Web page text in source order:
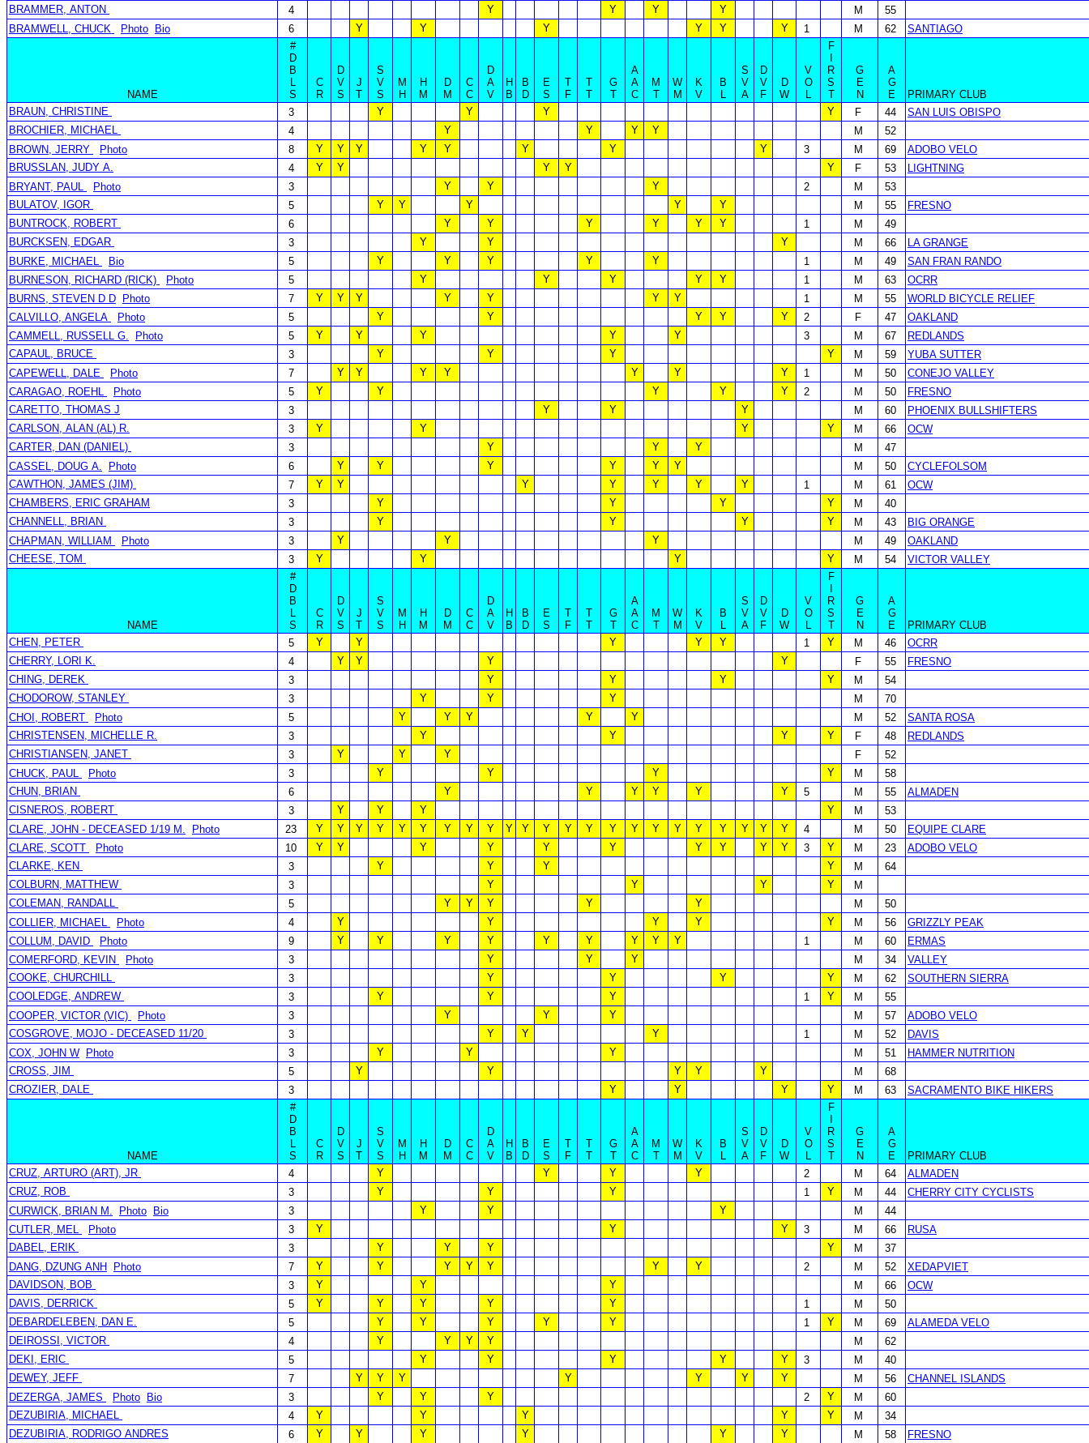
BRAMMER, ANTON
4 Y Y Y Y M
55
BRAMWELL, CHUCK
Photo Bio 6 Y Y Y Y Y Y 1 M 62 SANTIAGO
NAME
#
D
B
L
S
C
R
D
V
S
J
T
S
V
S
M
H
H
M
D
M
C
C
D
A
V
H
B
B
D
E
S
T
F
T
T
G
T
A
A
C
M
T
W
M
K
V
B
L
S
V
A
D
V
F
D
W
V
O
L
F
R
S
T
G
E
N
A
G
E
PRIMARY CLUB
BRAUN, CHRISTINE
3 Y Y Y Y F 44
SAN LUIS OBISPO
BROCHIER, MICHAEL
4 Y Y Y Y M
52
BROWN, JERRY
Photo 8 Y Y Y Y Y Y Y Y 3 M 69
ADOBO VELO
BRUSSLAN, JUDY A.
4 Y Y Y Y Y F 53
LIGHTNING
BRYANT, PAUL
Photo 3 Y Y Y 2 M
53
BULATOV, IGOR
5 Y Y Y Y Y M 55
FRESNO
BUNTROCK, ROBERT
6 Y Y Y Y Y Y 1 M
49
BURCKSEN, EDGAR
3 Y Y Y M 66
LA GRANGE
BURKE, MICHAEL
Bio 5 Y Y Y Y Y 1 M 49
SAN FRAN RANDO
BURNESON, RICHARD (RICK)
Photo 5 Y Y Y Y Y 1 M 63
OCRR
BURNS, STEVEN D D
Photo 7 Y Y Y Y Y Y Y 1 M 55
WORLD BICYCLE RELIEF
CALVILLO, ANGELA
Photo 5 Y Y Y Y Y 2 F 47
OAKLAND
CAMMELL, RUSSELL G.
Photo 5 Y Y Y Y Y 3 M 67
REDLANDS
CAPAUL, BRUCE
3 Y Y Y Y M 59
YUBA SUTTER
CAPEWELL, DALE
Photo 7 Y Y Y Y Y Y Y 1 M 50
CONEJO VALLEY
CARAGAO, ROEHL
Photo 5 Y Y Y Y Y 2 M 50
FRESNO
CARETTO, THOMAS J
3 Y Y Y M 60
PHOENIX BULLSHIFTERS
CARLSON, ALAN (AL) R.
3 Y Y Y Y M 66
OCW
CARTER, DAN (DANIEL)
3 Y Y Y M
47
CASSEL, DOUG A.
Photo 6 Y Y Y Y Y Y M 50
CYCLEFOLSOM
CAWTHON, JAMES (JIM)
7 Y Y Y Y Y Y Y 1 M 61
OCW
CHAMBERS, ERIC GRAHAM
3 Y Y Y Y M
40
CHANNELL, BRIAN
3 Y Y Y Y M 43
BIG ORANGE
CHAPMAN, WILLIAM
Photo 3 Y Y Y M 49
OAKLAND
CHEESE, TOM
3 Y Y Y Y M 54 VICTOR VALLEY
NAME
#
D
B
L
S
C
R
D
V
S
J
T
S
V
S
M
H
H
M
D
M
C
C
D
A
V
H
B
B
D
E
S
T
F
T
T
G
T
A
A
C
M
T
W
M
K
V
B
L
S
V
A
D
V
F
D
W
V
O
L
F
R
S
T
G
E
N
A
G
E
PRIMARY CLUB
CHEN, PETER
5 Y Y Y Y Y 1 Y M 46
OCRR
CHERRY, LORI K.
4 Y Y Y Y F 55
FRESNO
CHING, DEREK
3 Y Y Y Y M
54
CHODOROW, STANLEY
3 Y Y Y M
70
CHOI, ROBERT
Photo 5 Y Y Y Y Y M 52
SANTA ROSA
CHRISTENSEN, MICHELLE R.
3 Y Y Y Y F 48
REDLANDS
CHRISTIANSEN, JANET
3 Y Y Y F
52
CHUCK, PAUL
Photo 3 Y Y Y Y M
58
CHUN, BRIAN
6 Y Y Y Y Y Y 5 M 55
ALMADEN
CISNEROS, ROBERT
3 Y Y Y Y M
53
CLARE, JOHN - DECEASED 1/19 M.
Photo 23 Y Y Y Y Y Y Y Y Y Y Y Y Y Y Y Y Y Y Y Y Y Y Y 4 M 50
EQUIPE CLARE
CLARE, SCOTT
Photo 10 Y Y Y Y Y Y Y Y Y Y 3 Y M 23
ADOBO VELO
CLARKE, KEN
3 Y Y Y Y M
64
COLBURN, MATTHEW
3 Y Y Y Y
M
COLEMAN, RANDALL
5 Y Y Y Y Y M
50
COLLIER, MICHAEL
Photo 4 Y Y Y Y Y M 56
GRIZZLY PEAK
COLLUM, DAVID
Photo 9 Y Y Y Y Y Y Y Y Y 1 M 60
ERMAS
COMERFORD, KEVIN
Photo 3 Y Y Y M 34
VALLEY
COOKE, CHURCHILL
3 Y Y Y Y M 62
SOUTHERN SIERRA
COOLEDGE, ANDREW
3 Y Y Y 1 Y M
55
COOPER, VICTOR (VIC)
Photo 3 Y Y Y M 57
ADOBO VELO
COSGROVE, MOJO - DECEASED 11/20
3 Y Y Y 1 M 52
DAVIS
COX, JOHN W
Photo 3 Y Y Y M 51
HAMMER NUTRITION
CROSS, JIM
5 Y Y Y Y Y M
68
CROZIER, DALE
3 Y Y Y Y M 63 SACRAMENTO BIKE HIKERS
NAME
#
D
B
L
S
C
R
D
V
S
J
T
S
V
S
M
H
H
M
D
M
C
C
D
A
V
H
B
B
D
E
S
T
F
T
T
G
T
A
A
C
M
T
W
M
K
V
B
L
S
V
A
D
V
F
D
W
V
O
L
F
R
S
T
G
E
N
A
G
E
PRIMARY CLUB
CRUZ, ARTURO (ART), JR
4 Y Y Y Y 2 M 64
ALMADEN
CRUZ, ROB
3 Y Y Y 1 Y M 44
CHERRY CITY CYCLISTS
CURWICK, BRIAN M.
Photo Bio 3 Y Y Y M
44
CUTLER, MEL
Photo 3 Y Y Y 3 M 66
RUSA
DABEL, ERIK
3 Y Y Y Y M
37
DANG, DZUNG ANH
Photo 7 Y Y Y Y Y Y Y 2 M 52
XEDAPVIET
DAVIDSON, BOB
3 Y Y Y M 66
OCW
DAVIS, DERRICK
5 Y Y Y Y Y 1 M
50
DEBARDELEBEN, DAN E.
5 Y Y Y Y Y 1 Y M 69
ALAMEDA VELO
DEIROSSI, VICTOR
4 Y Y Y Y M
62
DEKI, ERIC
5 Y Y Y Y Y 3 M
40
DEWEY, JEFF
7 Y Y Y Y Y Y Y M 56
CHANNEL ISLANDS
DEZERGA, JAMES
Photo Bio 3 Y Y Y 2 Y M
60
DEZUBIRIA, MICHAEL
4 Y Y Y Y Y M
34
DEZUBIRIA, RODRIGO ANDRES
6 Y Y Y Y Y Y M 58 FRESNO